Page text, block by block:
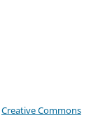
Creative Commons